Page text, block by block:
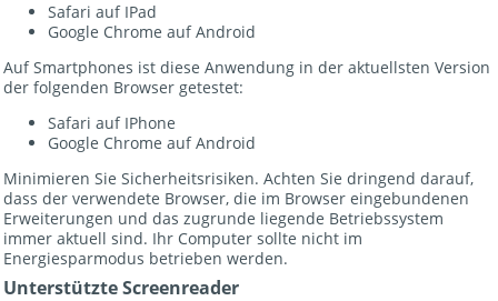
Safari auf IPad
Google Chrome auf Android
Auf Smartphones ist diese Anwendung in der aktuellsten Version
der folgenden Browser getestet:
Safari auf IPhone
Google Chrome auf Android
Minimieren Sie Sicherheitsrisiken. Achten Sie dringend darauf,
dass der verwendete Browser, die im Browser eingebundenen
Erweiterungen und das zugrunde liegende Betriebssystem
immer aktuell sind. Ihr Computer sollte nicht im
Energiesparmodus betrieben werden.
Unterstützte Screenreader